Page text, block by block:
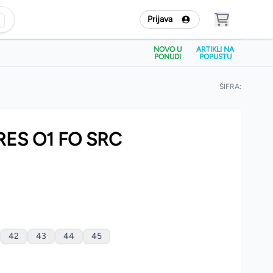
Prijava
NOVO U
PONUDI
ARTIKLI NA
POPUSTU
ŠIFRA:
O1 FO SRC
42 43 44
45